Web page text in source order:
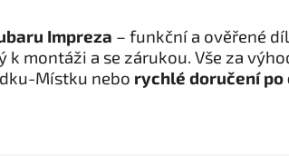
Impreza – funkční a ověřené
montáži a se zárukou. Vše za
Místku nebo rychlé doručení po